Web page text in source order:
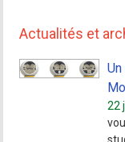
Actualités et
22